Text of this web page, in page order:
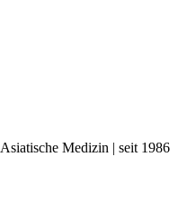
Medizin | seit 1986